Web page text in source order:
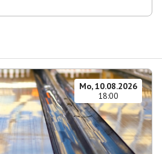
Mo, 10.08.2026
18:00